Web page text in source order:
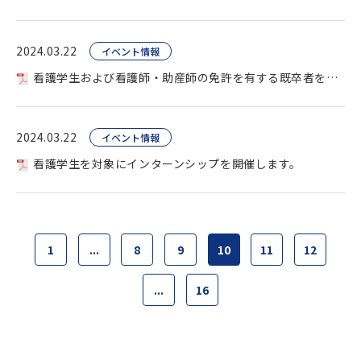
2024.03.22 イベント情報
看護学生および看護師・助産師の免許を有する既卒者を対象に病院見学を開催しています。
2024.03.22 イベント情報
看護学生を対象にインターンシップを開催します。
1 ... 8 9 10 11 12
... 16